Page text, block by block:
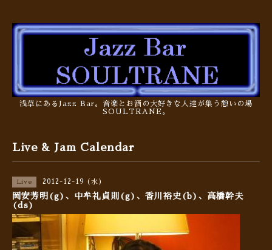
浅草にあるJazz Bar。音楽とお酒の大好きな人達が集う憩いの場
SOULTRANE。
Live & Jam Calendar
Live 2012-12-19 (水)
岡安芳明(g)、中牟礼貞則(g)、香川裕史(b)、高橋幹夫
(ds)